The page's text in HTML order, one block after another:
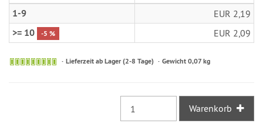
1-9
EUR 2,19
>= 10 -5 % EUR 2,09
Sofort
Lieferzeit ab Lager (2-8 Tage) Gewicht 0,07 kg
Warenkorb